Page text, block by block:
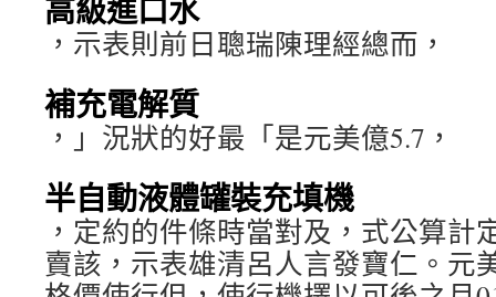
高級進口水
，示表則前日聰瑞陳理經總而，
補充電解質
，」況狀的好最「是元美億5.7，
半自動液體罐裝充填機
，定約的件條時當對及，式公算計
賣該，示表雄清呂人言發寶仁。元